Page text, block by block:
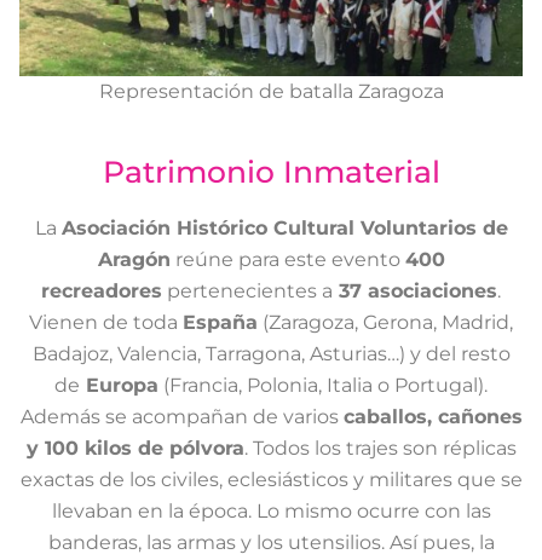
Representación de batalla Zaragoza
Patrimonio Inmaterial
La Asociación Histórico Cultural Voluntarios de
Aragón reúne para este evento 400
recreadores pertenecientes a 37 asociaciones.
Vienen de toda España (Zaragoza, Gerona, Madrid,
Badajoz, Valencia, Tarragona, Asturias…) y del resto
de Europa (Francia, Polonia, Italia o Portugal).
Además se acompañan de varios caballos, cañones
y 100 kilos de pólvora. Todos los trajes son réplicas
exactas de los civiles, eclesiásticos y militares que se
llevaban en la época. Lo mismo ocurre con las
banderas, las armas y los utensilios. Así pues, la